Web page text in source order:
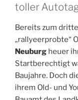
toller
Bereits zum
„rallyeerprobte“
Neuburg heuer
Startberechtigt
Baujahre. Doch
ihrem Old- und